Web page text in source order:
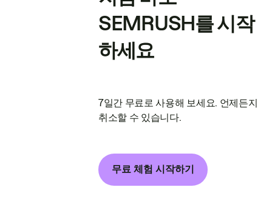
SEMRUSH를 시작
하세요
7일간 무료로 사용해 보세요. 언제든지
취소할 수 있습니다.
무료 체험 시작하기